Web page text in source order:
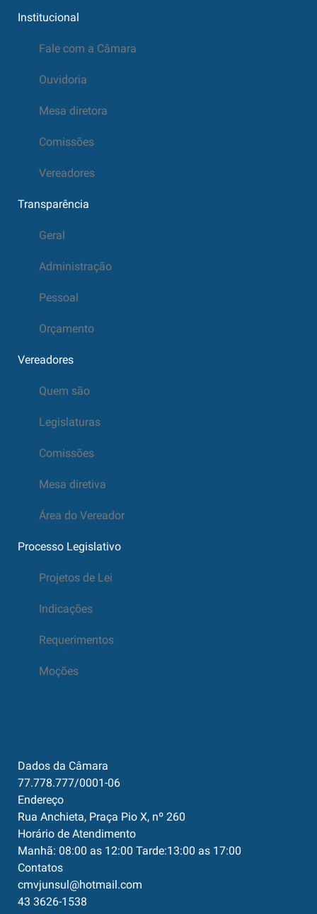
Institucional
Fale com a Câmara
Ouvidoria
Mesa diretora
Comissões
Vereadores
Transparência
Geral
Administração
Pessoal
Orçamento
Vereadores
Quem são
Legislaturas
Comissões
Mesa diretiva
Área do Vereador
Processo Legislativo
Projetos de Lei
Indicações
Requerimentos
Moções
Dados da Câmara
77.778.777/0001-06
Endereço
Rua Anchieta, Praça Pio X, nº 260
Horário de Atendimento
Manhã: 08:00 as 12:00 Tarde:13:00 as 17:00
Contatos
cmvjunsul@hotmail.com
43 3626-1538